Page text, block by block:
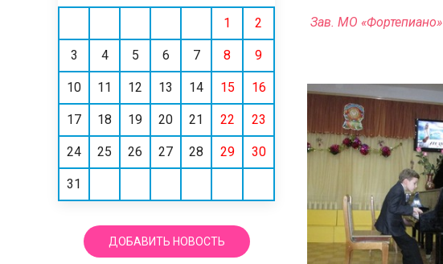
1 2
3 4 5 6 7 8 9
10 11 12 13 14 15 16
17 18 19 20 21 22 23
24 25 26 27 28 29 30
31
ДОБАВИТЬ НОВОСТЬ
Зав. МО «Фортепиано»